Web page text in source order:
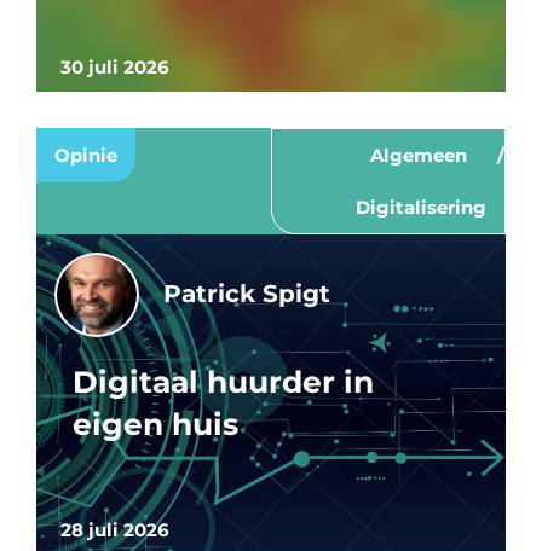
30 juli 2026
Opinie Algemeen
Digitalisering
28 juli 2026
Patrick Spigt
Digitaal huurder in
eigen huis